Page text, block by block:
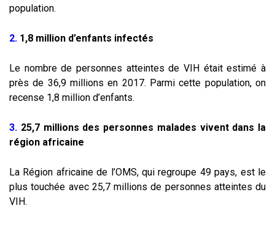
population.
2. 1,8 million d’enfants infectés
Le nombre de personnes atteintes de VIH était estimé à
près de 36,9 millions en 2017. Parmi cette population, on
recense 1,8 million d’enfants.
3. 25,7 millions des personnes malades vivent dans la
région africaine
La Région africaine de l’OMS, qui regroupe 49 pays, est le
plus touchée avec 25,7 millions de personnes atteintes du
VIH.